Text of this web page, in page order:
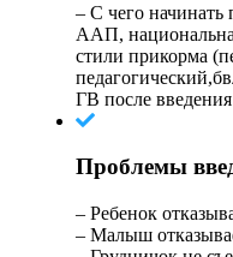
– С чего
ААП,
стили прикорма
ГВ после
Проблемы
– Ребенок
– Малыш